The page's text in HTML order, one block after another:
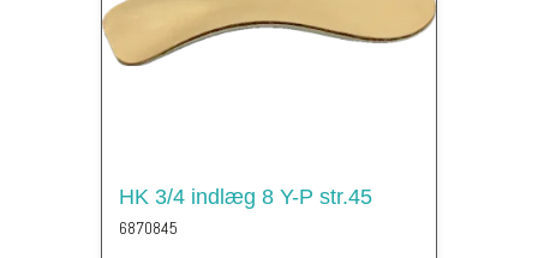
HK 3/4 indlæg 8 Y-P str.45
6870845